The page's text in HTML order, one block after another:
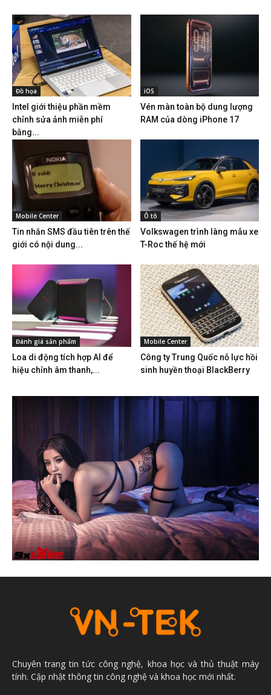
Đồ họa
Intel giới thiệu phần mềm
chỉnh sửa ảnh miễn phí
bằng...
iOS
Vén màn toàn bộ dung lượng
RAM của dòng iPhone 17
Mobile Center
Tin nhắn SMS đầu tiên trên thế
giới có nội dung...
Ô tô
Volkswagen trình làng mẫu xe
T-Roc thế hệ mới
Đánh giá sản phẩm
Loa di động tích hợp AI để
hiệu chỉnh âm thanh,...
Mobile Center
Công ty Trung Quốc nỗ lực hồi
sinh huyền thoại BlackBerry
Chuyên trang tin tức công nghệ, khoa học và thủ thuật máy
tính. Cập nhật thông tin công nghệ và khoa học mới nhất.